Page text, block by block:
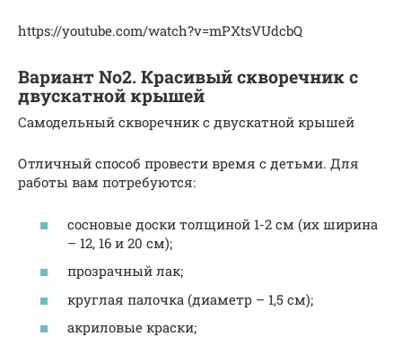
https://youtube.com/watch?v=mPXtsVUdcbQ
Вариант No2. Красивый скворечник с
двускатной крышей
Самодельный скворечник с двускатной крышей
Отличный способ провести время с детьми. Для
работы вам потребуются:
сосновые доски толщиной 1-2 см (их ширина
– 12, 16 и 20 см);
прозрачный лак;
круглая палочка (диаметр – 1,5 см);
акриловые краски;